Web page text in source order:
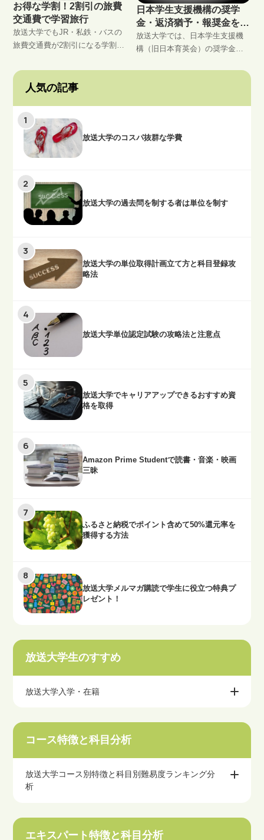
お得な学割！2割引の旅費
交通費で学習旅行
放送大学でもJR・私鉄・バスの
旅費交通費が2割引になる学割が
業や卒業研究や学校行事等で全
国各地の学習センター・キャン
日本学生支援機構の奨学
金・返済猶予・報奨金を活
用
放送大学では、日本学生支援機
構（旧日本育英会）の奨学金を
金のやりくりに困る方は活用し
人気の記事
放送大学のコスパ抜群な学費
放送大学の過去問を制する者は単位を制す
放送大学の単位取得計画立て方と科目登録攻
略法
放送大学単位認定試験の攻略法と注意点
放送大学でキャリアアップできるおすすめ資
格を取得
Amazon Prime Studentで読書・音楽・映画
三昧
ふるさと納税でポイント含めて50%還元率を
獲得する方法
放送大学メルマガ購読で学生に役立つ特典プ
レゼント！
放送大学生のすすめ
放送大学入学・在籍
コース特徴と科目分析
放送大学コース別特徴と科目別難易度ランキング分
析
エキスパート特徴と科目分析